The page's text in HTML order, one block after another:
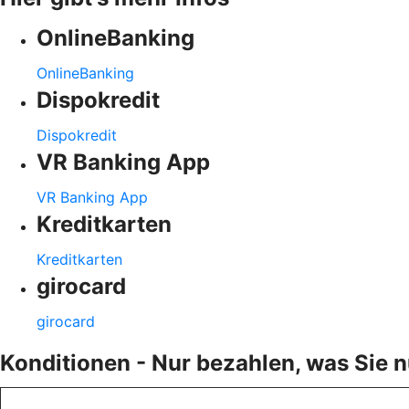
OnlineBanking
OnlineBanking
Dispokredit
Dispokredit
VR Banking App
VR Banking App
Kreditkarten
Kreditkarten
girocard
girocard
Konditionen - Nur bezahlen, was Sie